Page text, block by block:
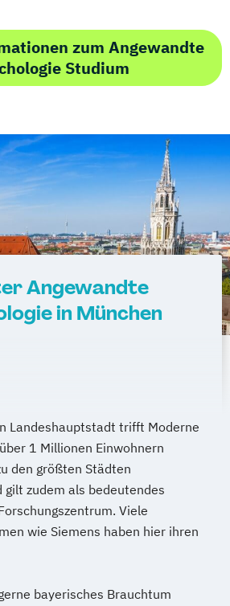
zum Angewandte
Studium
Angewandte
in München
Landeshauptstadt trifft Moderne
1 Millionen Einwohnern
den größten Städten
gilt zudem als bedeutendes
Viele
wie Siemens haben hier ihren
bayerisches Brauchtum